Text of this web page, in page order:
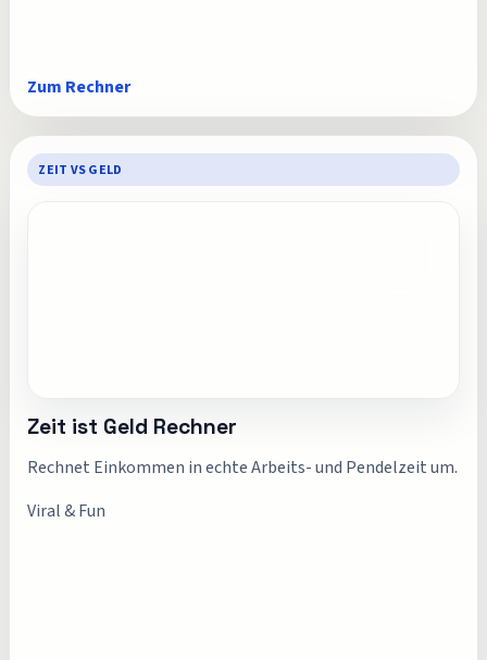
Zum Rechner
ZEIT VS GELD
Zeit ist Geld Rechner
Rechnet Einkommen in echte Arbeits- und Pendelzeit um.
Viral & Fun